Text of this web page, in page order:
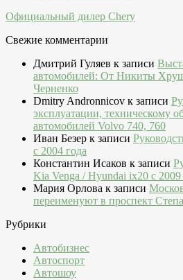
Официальный дилер Chery
Свежие комментарии
Дмитрий Гуляев к записи
автомобилей: От Никиты
Черненко
Dmitry Andronnicov к записи
эксплуатации, техническому
автомобилей Volvo 740, 760
Иван Безер к записи
c 2004 года
Константин Исаков к записи
Kia Venga / Hyundai ix20 c 2009
Мария Орлова к записи
переименуют в проспект
Рубрики
Автобизнес
Автоспорт
Автошоу